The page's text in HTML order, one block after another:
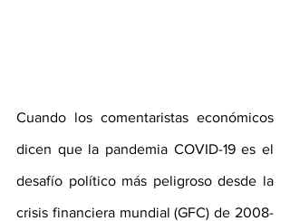
Cuando los comentaristas económicos
dicen que la pandemia COVID-19 es el
desafío político más peligroso desde la
crisis financiera mundial (GFC) de 2008-